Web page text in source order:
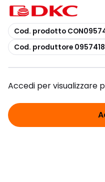
copia
Cod. prodotto
copia
Cod. produttore
Accedi per visualizzare